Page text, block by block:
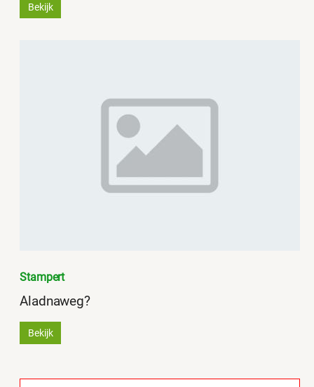
Bekijk
Stampert
Aladnaweg?
Bekijk